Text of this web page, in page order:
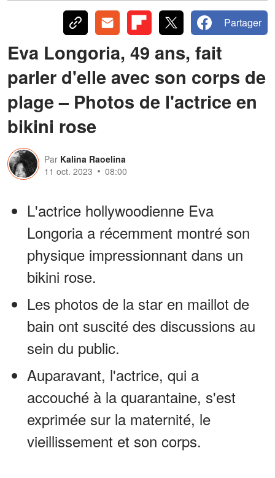
Partager
Eva Longoria, 49 ans, fait
parler d'elle avec son corps de
plage – Photos de l'actrice en
bikini rose
Par Kalina Raoelina
11 oct. 2023
08:00
L'actrice hollywoodienne Eva
Longoria a récemment montré son
physique impressionnant dans un
bikini rose.
Les photos de la star en maillot de
bain ont suscité des discussions au
sein du public.
Auparavant, l'actrice, qui a
accouché à la quarantaine, s'est
exprimée sur la maternité, le
vieillissement et son corps.